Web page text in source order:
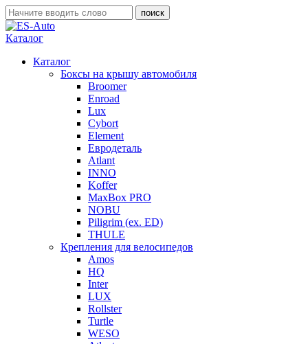
Каталог
Каталог
Боксы на крышу автомобиля
Broomer
Enroad
Lux
Cybort
Element
Евродеталь
Atlant
INNO
Koffer
MaxBox PRO
NOBU
Piligrim (ex. ED)
THULE
Крепления для велосипедов
Amos
HQ
Inter
LUX
Rollster
Turtle
WESO